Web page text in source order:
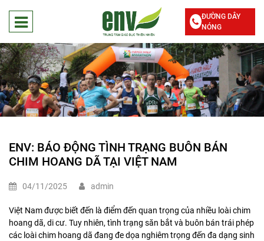
ĐƯỜNG DÂY
NÓNG
ENV: BÁO ĐỘNG TÌNH TRẠNG BUÔN BÁN
CHIM HOANG DÃ TẠI VIỆT NAM
04/11/2025 admin
Việt Nam được biết đến là điểm đến quan trọng của nhiều loài chim
hoang dã, di cư. Tuy nhiên, tình trạng săn bắt và buôn bán trái phép
các loài chim hoang dã đang đe dọa nghiêm trọng đến đa dạng sinh